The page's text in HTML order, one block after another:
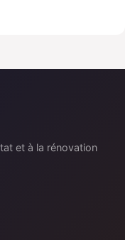
et à la rénovation